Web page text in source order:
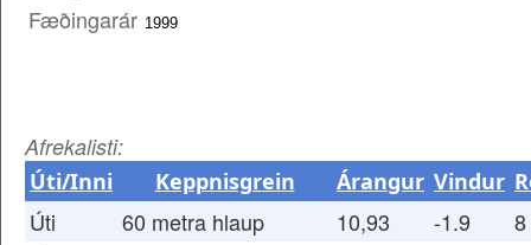
Fæðingarár
Afrekalisti:
Úti/Inni Keppnisgrein Árangur Vindur
Úti 60 metra hlaup 10,93 -1.9
8